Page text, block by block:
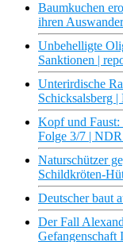
Baumkuchen
ihren
Unbehelligte
Sanktionen |
Unterirdische
Schicksalsberg
Kopf und Faust:
Folge 3/7 |
Naturschützer
Schildkröten-
Deutscher baut
Der Fall
Gefangenschaft